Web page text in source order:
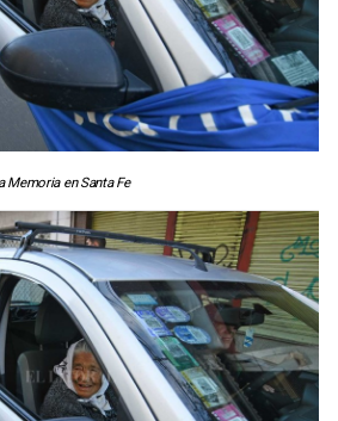
Memoria en Santa Fe